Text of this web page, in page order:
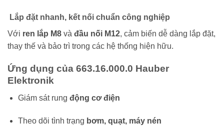
Lắp đặt nhanh, kết nối chuẩn công nghiệp
Với ren lắp M8 và đầu nối M12, cảm biến dễ dàng lắp đặt,
thay thế và bảo trì trong các hệ thống hiện hữu.
Ứng dụng của 663.16.000.0 Hauber
Elektronik
Giám sát rung động cơ điện
Theo dõi tình trạng bơm, quạt, máy nén